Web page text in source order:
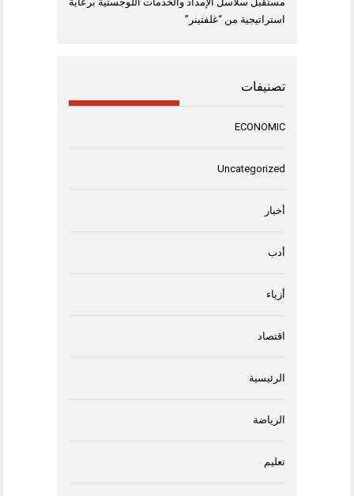
استراتيجية من “غلفتينر”
تصنيفات
ECONOMIC
Uncategorized
أخبار
أدب
أزياء
اقتصاد
الرئيسية
الرياضة
تعليم